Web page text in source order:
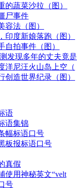
的蔬菜沙拉（图）
尸事件
容法（图）
印度新娘落跑（图）
自拍事件（图）
发现多年的丈夫竟是
洋尼汪火山岛上空（
创造世界纪录（图）
语
语集锦
幅标语口号
板报标语口号
真假
使用神秘英文“velt
号